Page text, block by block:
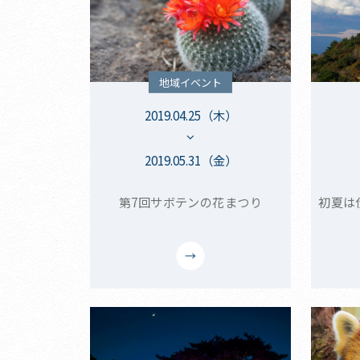
地域イベント
2019.04.25（木）
2019.05.31（金）
第7回サボテンの花まつり 初夏は